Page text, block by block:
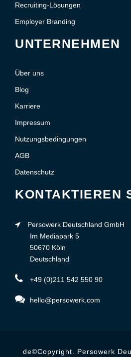
Recruiting-Lösungen
Employer Branding
UNTERNEHMEN
Über uns
Blog
Karriere
Impressum
Nutzungsbedingungen
AGB
Datenschutz
KONTAKTIEREN
Persowerk Deutschland GmbH
Im Mediapark 5
50670 Köln
Deutschland
+49 (0)211 542 550 90
hello@persowerk.com
de©Copyright. Persowerk